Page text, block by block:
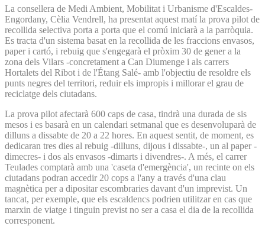
La consellera de Medi Ambient, Mobilitat i Urbanisme d'Escaldes-
Engordany, Cèlia Vendrell, ha presentat aquest matí la prova pilot de
recollida selectiva porta a porta que el comú iniciarà a la parròquia.
Es tracta d'un sistema basat en la recollida de les fraccions envasos,
paper i cartó, i rebuig que s'engegarà el pròxim 30 de gener a la
zona dels Vilars -concretament a Can Diumenge i als carrers
Hortalets del Ribot i de l'Étang Salé- amb l'objectiu de resoldre els
punts negres del territori, reduir els impropis i millorar el grau de
reciclatge dels ciutadans.
La prova pilot afectarà 600 caps de casa, tindrà una durada de sis
mesos i es basarà en un calendari setmanal que es desenvoluparà de
dilluns a dissabte de 20 a 22 hores. En aquest sentit, de moment, es
dedicaran tres dies al rebuig -dilluns, dijous i dissabte-, un al paper -
dimecres- i dos als envasos -dimarts i divendres-. A més, el carrer
Teulades comptarà amb una 'caseta d'emergència', un recinte on els
ciutadans podran accedir 20 cops a l'any a través d'una clau
magnètica per a dipositar escombraries davant d'un imprevist. Un
tancat, per exemple, que els escaldencs podrien utilitzar en cas que
marxin de viatge i tinguin previst no ser a casa el dia de la recollida
corresponent.